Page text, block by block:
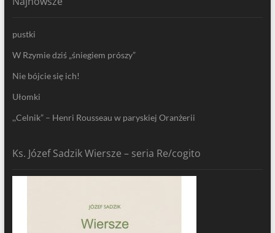
pustki
W Rzymie dziś „śniegiem prószy”
Nie bójcie się ich!
Ułomki
,,Celnik” – Henri Rousseau w paryskiej Oranżerii
Ks. Józef Sadzik Wiersze – seria Re/cogito